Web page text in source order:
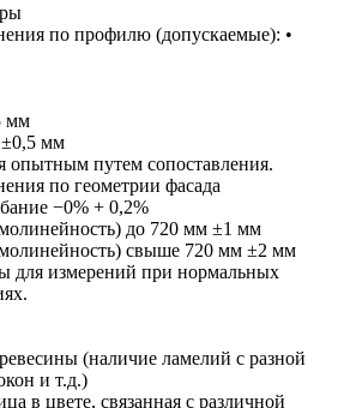
по профилю (допускаемые): •
мм
мм
опытным путем сопоставления.
по геометрии фасада
−0% + 0,2%
до 720 мм ±1 мм
свыше 720 мм ±2 мм
для измерений при нормальных
(наличие ламелий с разной
и т.д.)
в цвете, связанная с различной